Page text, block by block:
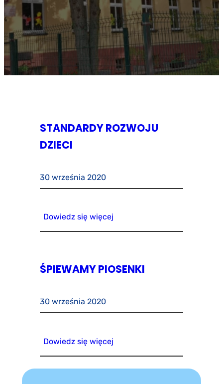
STANDARDY ROZWOJU
DZIECI
30 września 2020
Dowiedz się więcej
ŚPIEWAMY PIOSENKI
30 września 2020
Dowiedz się więcej